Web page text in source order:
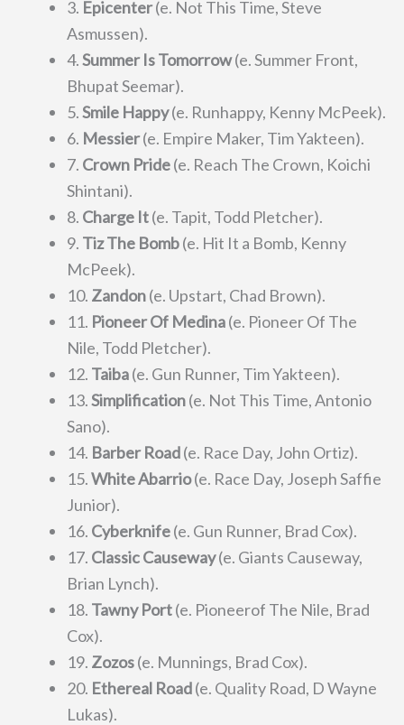
3. Epicenter(e. Not This Time, Steve
Asmussen).
4.Summer Is Tomorrow(e. Summer Front,
Bhupat Seemar).
5.Smile Happy(e. Runhappy, Kenny McPeek).
6. Messier(e. Empire Maker, Tim Yakteen).
7. Crown Pride(e. Reach The Crown, Koichi
Shintani).
8. Charge It(e. Tapit, Todd Pletcher).
9. Tiz The Bomb(e. Hit It a Bomb, Kenny
McPeek).
10. Zandon(e. Upstart, Chad Brown).
11. Pioneer Of Medina(e. Pioneer Of The
Nile, Todd Pletcher).
12. Taiba(e. Gun Runner, Tim Yakteen).
13.Simplification(e. Not This Time, Antonio
Sano).
14. Barber Road(e. Race Day, John Ortiz).
15.White Abarrio(e. Race Day, Joseph Saffie
Junior).
16. Cyberknife(e. Gun Runner, Brad Cox).
17. Classic Causeway(e. Giants Causeway,
Brian Lynch).
18. Tawny Port(e. Pioneerof The Nile, Brad
Cox).
19. Zozos(e. Munnings, Brad Cox).
20. Ethereal Road(e. Quality Road, D Wayne
Lukas).